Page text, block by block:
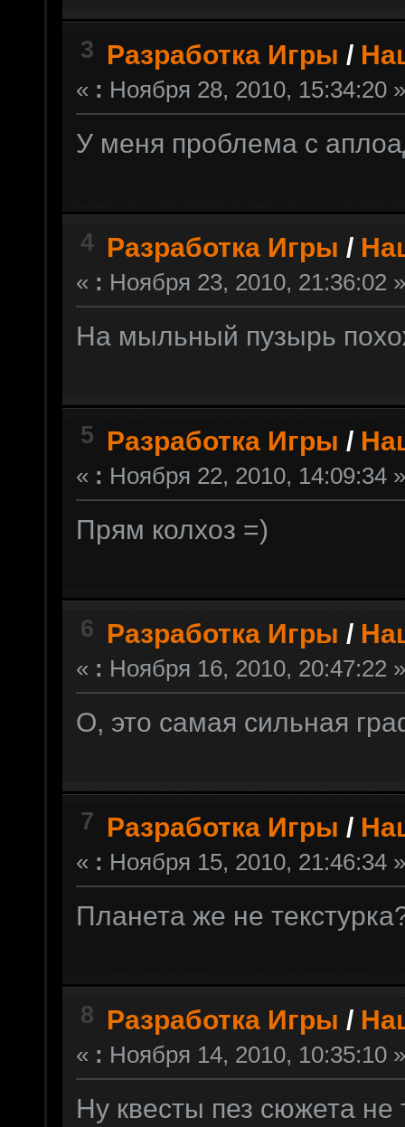
3 Разработка Игры /
« : Ноября 28, 2010, 15:34:20 »
У меня проблема с
4 Разработка Игры /
« : Ноября 23, 2010, 21:36:02 »
На мыльный пузырь
5 Разработка Игры /
« : Ноября 22, 2010, 14:09:34 »
Прям колхоз =)
6 Разработка Игры /
« : Ноября 16, 2010, 20:47:22 »
О, это самая сильная
7 Разработка Игры /
« : Ноября 15, 2010, 21:46:34 »
Планета же не
8 Разработка Игры /
« : Ноября 14, 2010, 10:35:10 »
Ну квесты пез сюжета не